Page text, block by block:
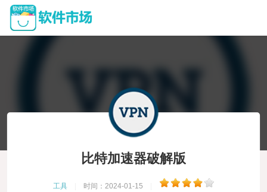
比特加速器破解版
工具 时间：2024-01-15